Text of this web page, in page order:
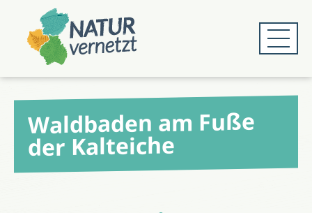
Hauptmenü
springen
Hauptinhalt
springen
Waldbaden am Fuße
der Kalteiche